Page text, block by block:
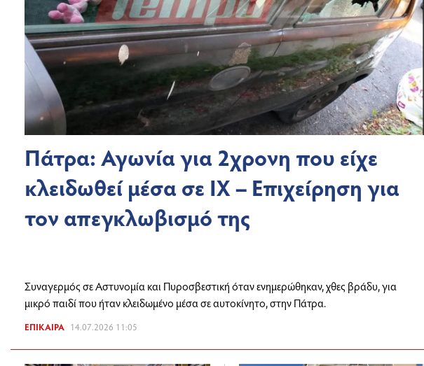
Πάτρα: Αγωνία για 2χρονη που είχε
κλειδωθεί μέσα σε ΙΧ – Επιχείρηση για
τον απεγκλωβισμό της
Συναγερμός σε Αστυνομία και Πυροσβεστική όταν ενημερώθηκαν, χθες βράδυ, για
μικρό παιδί που ήταν κλειδωμένο μέσα σε αυτοκίνητο, στην Πάτρα.
ΕΠΊΚΑΙΡΑ 14.07.2026 11:05